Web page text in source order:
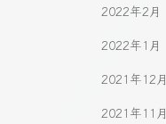
2022年2月
2022年1月
2021年12月
2021年11月